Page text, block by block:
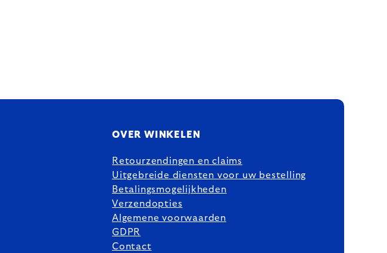
OVER WINKELEN
Retourzendingen en claims
Uitgebreide diensten voor uw bestelling
Betalingsmogelijkheden
Verzendopties
Algemene voorwaarden
GDPR
Contact